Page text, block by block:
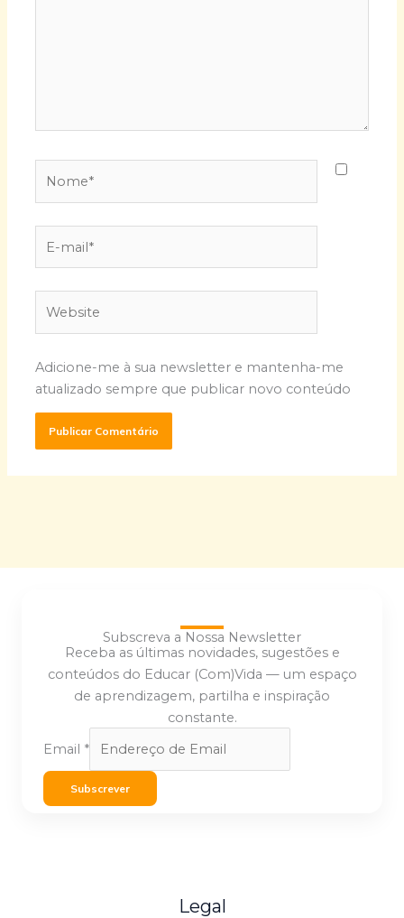
mail*
Adicione-me à sua newsletter e mantenha-me
atualizado sempre que publicar novo conteúdo
Subscreva a Nossa Newsletter
Receba as últimas novidades, sugestões e
conteúdos do Educar (Com)Vida — um espaço
de aprendizagem, partilha e inspiração
constante.
Email *
Subscrever
Legal